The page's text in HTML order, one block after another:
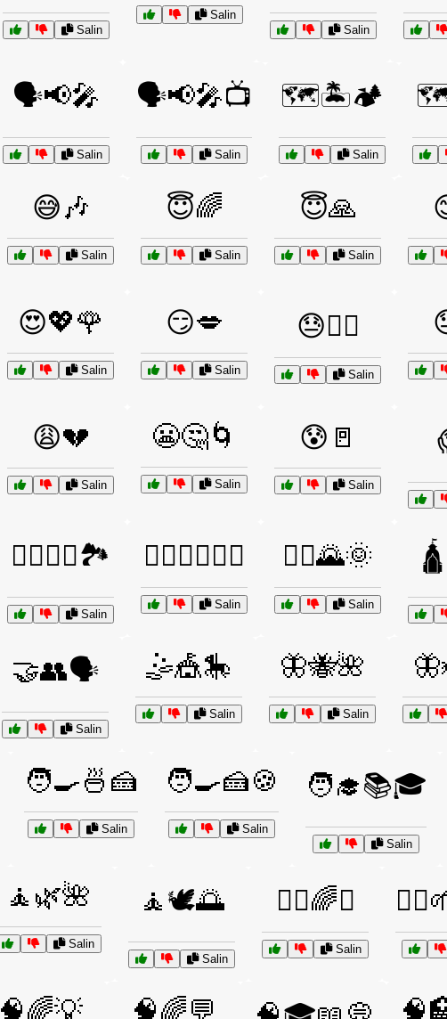
Salin
Salin
Salin
🗣️📢🎤
Salin
🗣️📢🎤📺
Salin
🗺️🏝️🏕️
Salin
😅🎶
Salin
😇🌈
Salin
😇🙏
Salin
😍💖🌹
Salin
😏💋
Salin
😓🏃‍♂️
Salin
😩💔
Salin
😬🤔🌀
Salin
😰🚪
Salin
🚴‍♂️🚵‍♀️🏞️
Salin
🚶‍♀️🚴‍♂️🧗‍♂️
Salin
🚶‍♂️🌄🌞
Salin
🤝👥🗣️
Salin
🤹🎪🎠
Salin
🦋🐝🌺
Salin
🧑‍🍳🍜🍰
Salin
🧑‍🍳🍰🍪
Salin
🧑‍🎓📚🎓
Salin
🧘🌿🌺
Salin
🧘🕊️🌅
Salin
🧘‍♀️🌈☯️
Salin
🧠🌈💡 🧠🌈💬